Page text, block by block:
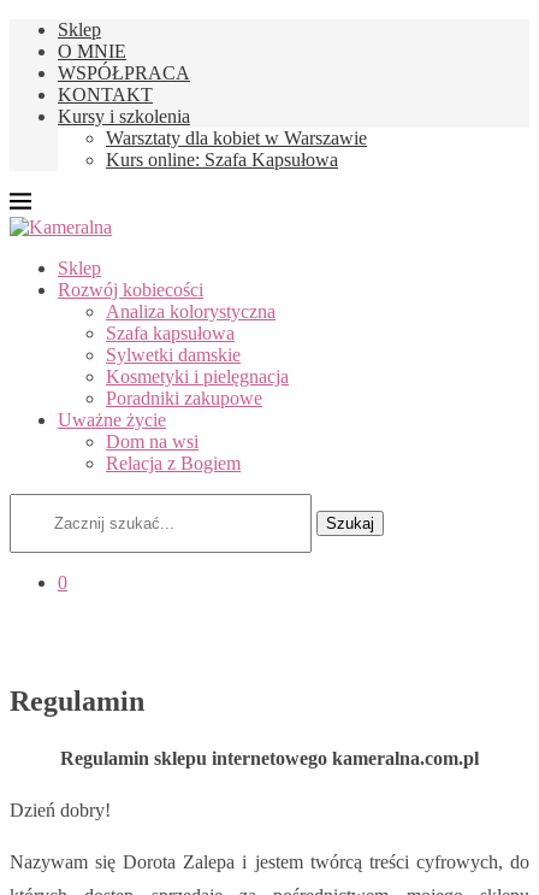
Sklep
O MNIE
WSPÓŁPRACA
KONTAKT
Kursy i szkolenia
Warsztaty dla kobiet w Warszawie
Kurs online: Szafa Kapsułowa
Sklep
Rozwój kobiecości
Analiza kolorystyczna
Szafa kapsułowa
Sylwetki damskie
Kosmetyki i pielęgnacja
Poradniki zakupowe
Uważne życie
Dom na wsi
Relacja z Bogiem
Szukaj
0
Regulamin
Regulamin sklepu internetowego kameralna.com.pl
Dzień dobry!
Nazywam się Dorota Zalepa i jestem twórcą treści cyfrowych, do